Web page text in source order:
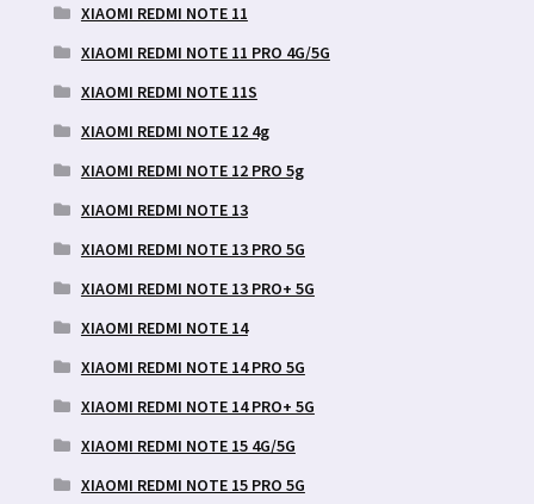
XIAOMI REDMI NOTE 11
XIAOMI REDMI NOTE 11 PRO 4G/5G
XIAOMI REDMI NOTE 11S
XIAOMI REDMI NOTE 12 4g
XIAOMI REDMI NOTE 12 PRO 5g
XIAOMI REDMI NOTE 13
XIAOMI REDMI NOTE 13 PRO 5G
XIAOMI REDMI NOTE 13 PRO+ 5G
XIAOMI REDMI NOTE 14
XIAOMI REDMI NOTE 14 PRO 5G
XIAOMI REDMI NOTE 14 PRO+ 5G
XIAOMI REDMI NOTE 15 4G/5G
XIAOMI REDMI NOTE 15 PRO 5G